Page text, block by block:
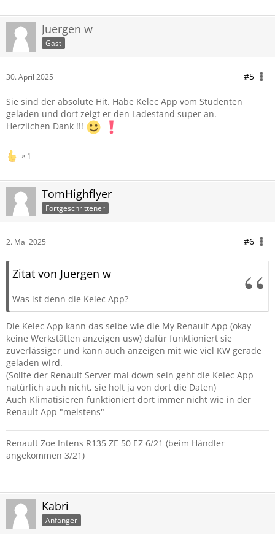
Juergen w
Gast
30. April 2025 #5
Sie sind der absolute Hit. Habe Kelec App vom Studenten
geladen und dort zeigt er den Ladestand super an.
Herzlichen Dank !!!
1
TomHighflyer
Fortgeschrittener
2. Mai 2025 #6
Zitat von Juergen w
Was ist denn die Kelec App?
Die Kelec App kann das selbe wie die My Renault App (okay
keine Werkstätten anzeigen usw) dafür funktioniert sie
zuverlässiger und kann auch anzeigen mit wie viel KW gerade
geladen wird.
(Sollte der Renault Server mal down sein geht die Kelec App
natürlich auch nicht, sie holt ja von dort die Daten)
Auch Klimatisieren funktioniert dort immer nicht wie in der
Renault App "meistens"
Renault Zoe Intens R135 ZE 50 EZ 6/21 (beim Händler
angekommen 3/21)
Kabri
Anfänger